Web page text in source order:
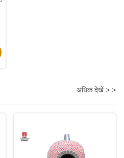
अधिक देखें > >